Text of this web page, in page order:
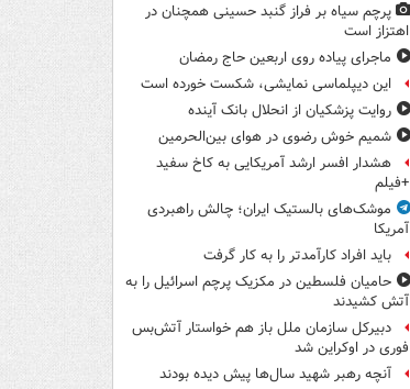
پرچم سیاه بر فراز گنبد حسینی همچنان در
اهتزاز است
ماجرای پیاده روی اربعین حاج رمضان
این دیپلماسی نمایشی، شکست خورده است
روایت پزشکیان از انحلال بانک آینده
شمیم خوش رضوی در هوای بین‌الحرمین
هشدار افسر ارشد آمریکایی به کاخ سفید
+فیلم
موشک‌های بالستیک ایران؛ چالش راهبردی
آمریکا
باید افراد کارآمدتر را به کار گرفت
حامیان فلسطین در مکزیک پرچم اسرائیل را به
آتش کشیدند
دبیرکل سازمان ملل باز هم خواستار آتش‌بس
فوری در اوکراین شد
آنچه رهبر شهید سال‌ها پیش دیده بودند